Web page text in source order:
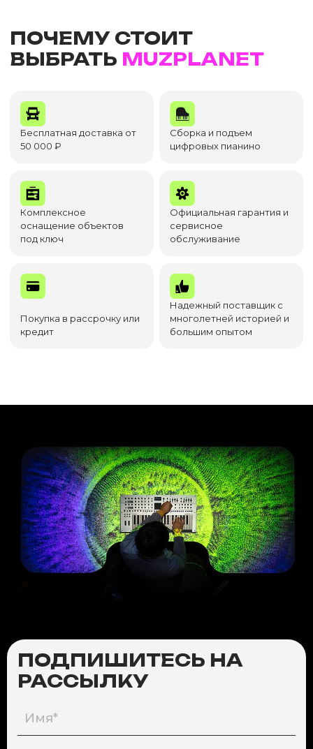
ПОЧЕМУ СТОИТ
ВЫБРАТЬ MUZPLANET
Бесплатная доставка от
50 000 ₽
Сборка и подъем
цифровых пианино
Комплексное
оснащение объектов
под ключ
Официальная гарантия и
сервисное
обслуживание
Покупка в рассрочку или
кредит
Надежный поставщик с
многолетней историей и
большим опытом
ПОДПИШИТЕСЬ НА
РАССЫЛКУ